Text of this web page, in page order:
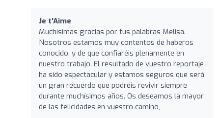
Je t'Aime
Muchísimas gracias por tus palabras Melisa.
Nosotros estamos muy contentos de haberos
conocido, y de que confiaréis plenamente en
nuestro trabajo. El resultado de vuestro reportaje
ha sido espectacular y estamos seguros que será
un gran recuerdo que podréis revivir siempre
durante muchísimos años. Os deseamos la mayor
de las felicidades en vuestro camino,